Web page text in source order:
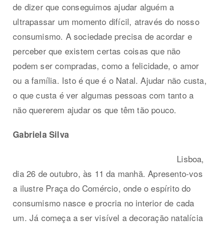
de dizer que conseguimos ajudar alguém a
ultrapassar um momento difícil, através do nosso
consumismo. A sociedade precisa de acordar e
perceber que existem certas coisas que não
podem ser compradas, como a felicidade, o amor
ou a família. Isto é que é o Natal. Ajudar não custa,
o que custa é ver algumas pessoas com tanto a
não quererem ajudar os que têm tão pouco.
Gabriela Silva
Lisboa,
dia 26 de outubro, às 11 da manhã. Apresento-vos
a ilustre Praça do Comércio, onde o espírito do
consumismo nasce e procria no interior de cada
um. Já começa a ser visível a decoração natalícia